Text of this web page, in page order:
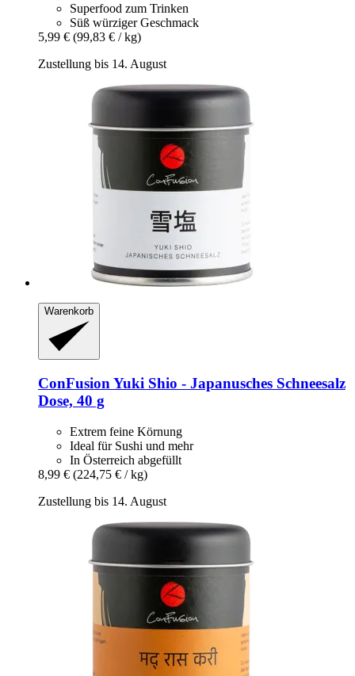
Superfood zum Trinken
Süß würziger Geschmack
5,99 € (99,83 € / kg)
Zustellung bis 14. August
Warenkorb
ConFusion Yuki Shio -​ Japanusches Schneesalz
Dose, 40 g
Extrem feine Körnung
Ideal für Sushi und mehr
In Österreich abgefüllt
8,99 € (224,75 € / kg)
Zustellung bis 14. August